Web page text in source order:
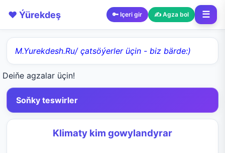
❤️ Ýürekdeş 🔑 Içeri gir ✍️ Agza bol ☰
M.Yurekdesh.Ru/ çatsöýerler üçin - biz bärde:)
Deiňe agzalar üçin!
Soňky teswirler
Klimaty kim gowylandyrar